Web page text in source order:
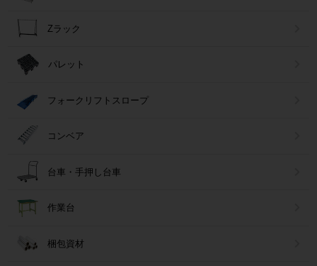
Zラック
パレット
フォークリフトスロープ
コンベア
台車・手押し台車
作業台
梱包資材